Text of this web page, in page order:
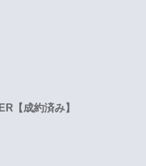
【成約済み】